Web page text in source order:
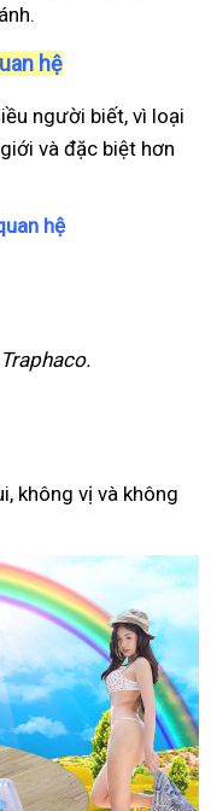
hệ
người biết, vì loại
và đặc biệt hơn
hệ
.
không vị và không